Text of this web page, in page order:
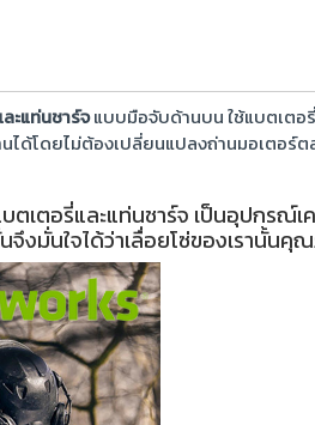
ะแท่นชาร์จแบบมือจับด้านบน ใช้แบตเตอ
ด้โดยไม่ต้องเปลี่ยนแปลงถ่านมอเตอร์
ตเตอรี่และแท่นชาร์จ เป็นอุปกร
งมั่นใจได้ว่าเลื่อยโซ่ของเรานั้น